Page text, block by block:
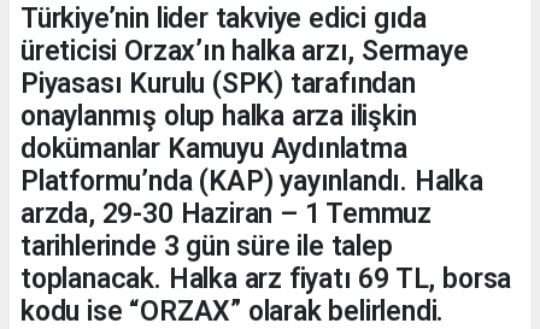
Türkiye’nin lider takviye edici gıda
üreticisi Orzax’ın halka arzı, Sermaye
Piyasası Kurulu (SPK) tarafından
onaylanmış olup halka arza ilişkin
dokümanlar Kamuyu Aydınlatma
Platformu’nda (KAP) yayınlandı. Halka
arzda, 29-30 Haziran – 1 Temmuz
tarihlerinde 3 gün süre ile talep
toplanacak. Halka arz fiyatı 69 TL, borsa
kodu ise “ORZAX” olarak belirlendi.